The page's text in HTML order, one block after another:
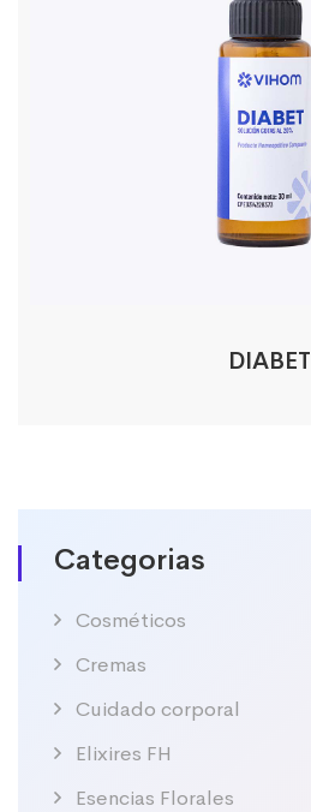
Categorias
Cosméticos
Cremas
Cuidado corporal
Elixires FH
Esencias Florales
DIABET